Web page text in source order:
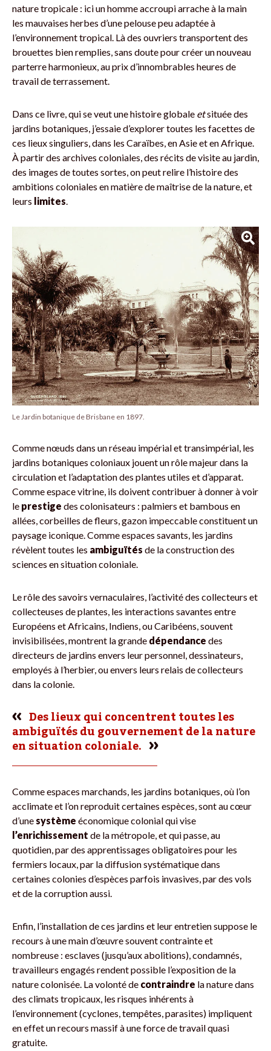
nature tropicale : ici un homme accroupi arrache à la main
les mauvaises herbes d’une pelouse peu adaptée à
l’environnement tropical. Là des ouvriers transportent des
brouettes bien remplies, sans doute pour créer un nouveau
parterre harmonieux, au prix d’innombrables heures de
travail de terrassement.
Dans ce livre, qui se veut une histoire globale etsituée des
jardins botaniques, j’essaie d’explorer toutes les facettes de
ces lieux singuliers, dans les Caraïbes, en Asie et en Afrique.
À partir des archives coloniales, des récits de visite au jardin,
des images de toutes sortes, on peut relire l’histoire des
ambitions coloniales en matière de maîtrise de la nature, et
leurs limites
Le Jardin botanique de Brisbane en 1897.
Comme nœuds dans un réseau impérial et transimpérial, les
jardins botaniques coloniaux jouent un rôle majeur dans la
circulation et l’adaptation des plantes utiles et d’apparat.
Comme espace vitrine, ils doivent contribuer à donner à voir
le prestige des colonisateurs : palmiers et bambous en
allées, corbeilles de fleurs, gazon impeccable constituent un
paysage iconique. Comme espaces savants, les jardins
révèlent toutes les ambiguïtés de la construction des
sciences en situation coloniale.
Le rôle des savoirs vernaculaires, l’activité des collecteurs et
collecteuses de plantes, les interactions savantes entre
Européens et Africains, Indiens, ou Caribéens, souvent
invisibilisées, montrent la grande dépendance des
directeurs de jardins envers leur personnel, dessinateurs,
employés à l’herbier, ou envers leurs relais de collecteurs
dans la colonie.
Des lieux qui concentrent toutes les
ambiguïtés du gouvernement de la nature
en situation coloniale.
Comme espaces marchands, les jardins botaniques, où l’on
acclimate et l’on reproduit certaines espèces, sont au cœur
d’une système économique colonial qui vise
l’enrichissement de la métropole, et qui passe, au
quotidien, par des apprentissages obligatoires pour les
fermiers locaux, par la diffusion systématique dans
certaines colonies d’espèces parfois invasives, par des vols
et de la corruption aussi.
Enfin, l’installation de ces jardins et leur entretien suppose le
recours à une main d’œuvre souvent contrainte et
nombreuse : esclaves (jusqu’aux abolitions), condamnés,
travailleurs engagés rendent possible l’exposition de la
nature colonisée. La volonté de contraindre la nature dans
des climats tropicaux, les risques inhérents à
l’environnement (cyclones, tempêtes, parasites) impliquent
en effet un recours massif à une force de travail quasi
gratuite.